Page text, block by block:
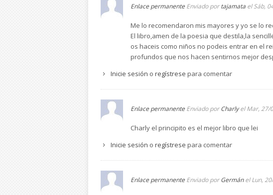
Enlace permanente Enviado portajamata el Sáb,
Me lo recomendaron mis mayores y yo se lo
El libro,amen de la poesia que destila,la
os haceis como niños no podeis entrar en el
profundos que nos hacen sentirnos mejor
Inicie sesión o regístrese para comentar
Enlace permanente Enviado porCharlyel Mar, 27/
Charly el principito es el mejor libro que lei
Inicie sesión o regístrese para comentar
Enlace permanente Enviado porGermánel Lun,